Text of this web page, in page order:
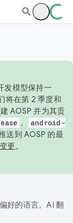
发模型保持一
将在第 2 季度和
AOSP 并为其贡
。
android-
送到 AOSP 的最
更。
好的语言。AI 翻